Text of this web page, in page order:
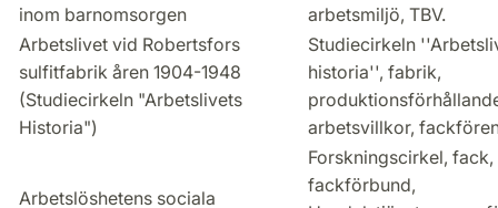
inom barnomsorgen
arbetsmiljö, TBV.
Arbetslivet vid Robertsfors
sulfitfabrik åren 1904-1948
(Studiecirkeln "Arbetslivets
Historia")
Studiecirkeln
historia'', fabrik,
arbetsvillkor,
Arbetslöshetens sociala
Forskningscirkel, fack,
fackförbund,